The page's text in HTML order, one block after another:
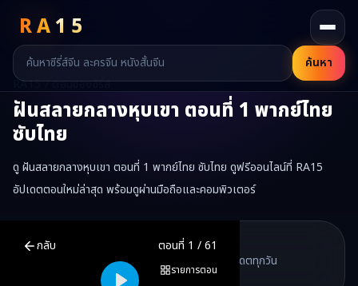
RA15
ค้นหา
RA15 / ตอนของซีรี่ส์
ฝันสลายกลางหุบเขา ตอนที่ 1 พากย์ไทย
ซับไทย
ดู ฝันสลายกลางหุบเขา ตอนที่ 1 พากย์ไทย ซับไทย ดูฟรีออนไลน์ที่ RA15
อัปเดตตอนใหม่ล่าสุด พร้อมดูผ่านมือถือและคอมพิวเตอร์
กลับ ตอนที่ 1 /61
รายการตอน
ฝันส
RA15 เป็นเว็บไซต์ดูซีรี่ส์จีนออนไลน์ฟรี ที่รวบรวมหนังจีน ละครจีน มิ
RA15 Drama
RA15 Drama
รวมซีรี่ส์จีน ละครสั้น หนังแนวตั้ง พากย์ไทย อัปเดตทุกวัน
RA15 Drama